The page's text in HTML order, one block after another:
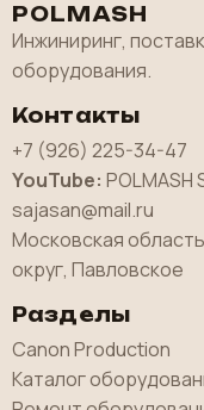
POLMASH
Инжиниринг,
оборудования.
Контакты
+7 (926) 225-34-47
YouTube: POLMASH
sajasan@mail.ru
Московская
округ, Павловское
Разделы
Canon Production
Каталог